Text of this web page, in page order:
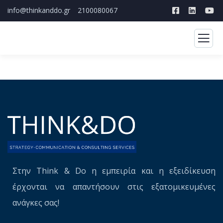
info@thinkanddo.gr 2100080067
Στην Think & Do η εμπειρία και η εξειδίκευση
έρχονται να απαντήσουν στις εξατομικευμένες
ανάγκες σας!